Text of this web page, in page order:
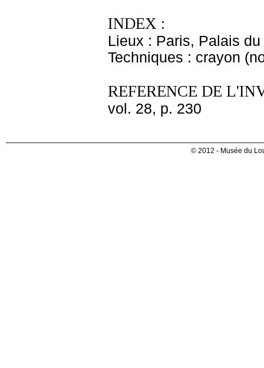
INDEX :
Lieux : Paris, Palais
Techniques : crayon
REFERENCE DE
vol. 28, p. 230
© 2012 - Musée du